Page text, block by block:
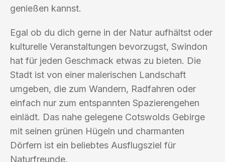
genießen kannst.
Egal ob du dich gerne in der Natur aufhältst oder
kulturelle Veranstaltungen bevorzugst, Swindon
hat für jeden Geschmack etwas zu bieten. Die
Stadt ist von einer malerischen Landschaft
umgeben, die zum Wandern, Radfahren oder
einfach nur zum entspannten Spazierengehen
einlädt. Das nahe gelegene Cotswolds Gebirge
mit seinen grünen Hügeln und charmanten
Dörfern ist ein beliebtes Ausflugsziel für
Naturfreunde.